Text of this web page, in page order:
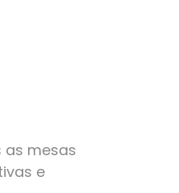
as mesas
e